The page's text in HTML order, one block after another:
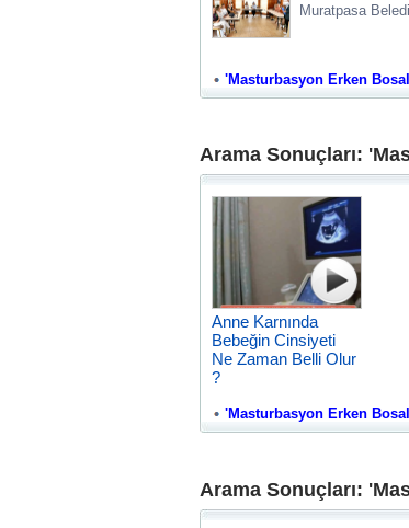
Muratpasa
'Masturbasyon Erken
Arama Sonuçları:
Anne Karnında
Bebeğin Cinsiyeti
Ne Zaman Belli Olur
?
'Masturbasyon Erken
Arama Sonuçları: